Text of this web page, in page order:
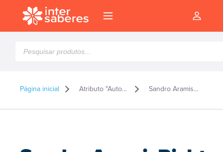
produtos
Página inicial Atributo "Autor" de produto Sandro AramisRichter Gomes